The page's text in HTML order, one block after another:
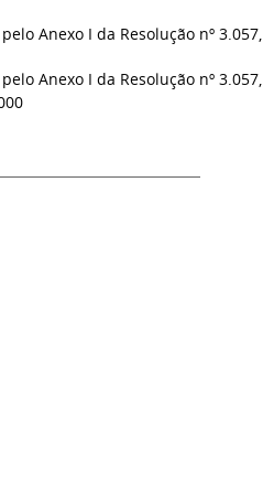
Anexo I da Resolução nº
Anexo I da Resolução nº